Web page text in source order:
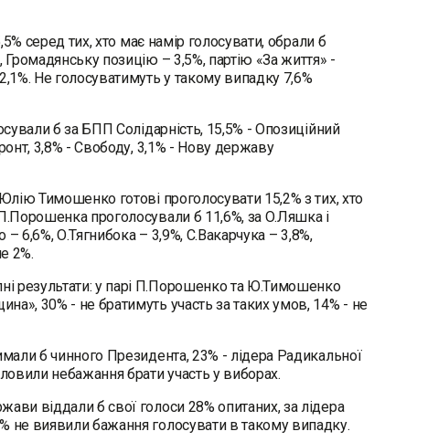
серед тих, хто має намір голосувати, обрали б
позицію – 3,5%, партію «За життя» -
Не голосуватимуть у такому випадку 7,6%
б за БПП Солідарність, 15,5% - Опозиційний
3,8% - Свободу, 3,1% - Нову державу
Тимошенко готові проголосувати 15,2% з тих, хто
проголосували б 11,6%, за О.Ляшка і
6,6%, О.Тягнибока – 3,9%, С.Вакарчука – 3,8%,
2%.
результати: у парі П.Порошенко та Ю.Тимошенко
30% - не братимуть участь за таких умов, 14% - не
б чинного Президента, 23% - лідера Радикальної
небажання брати участь у виборах.
віддали б свої голоси 28% опитаних, за лідера
не виявили бажання голосувати в такому випадку.